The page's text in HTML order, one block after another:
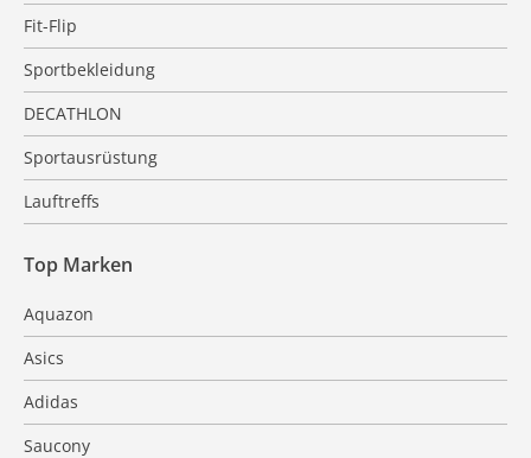
Fit-Flip
Sportbekleidung
DECATHLON
Sportausrüstung
Lauftreffs
Top Marken
Aquazon
Asics
Adidas
Saucony